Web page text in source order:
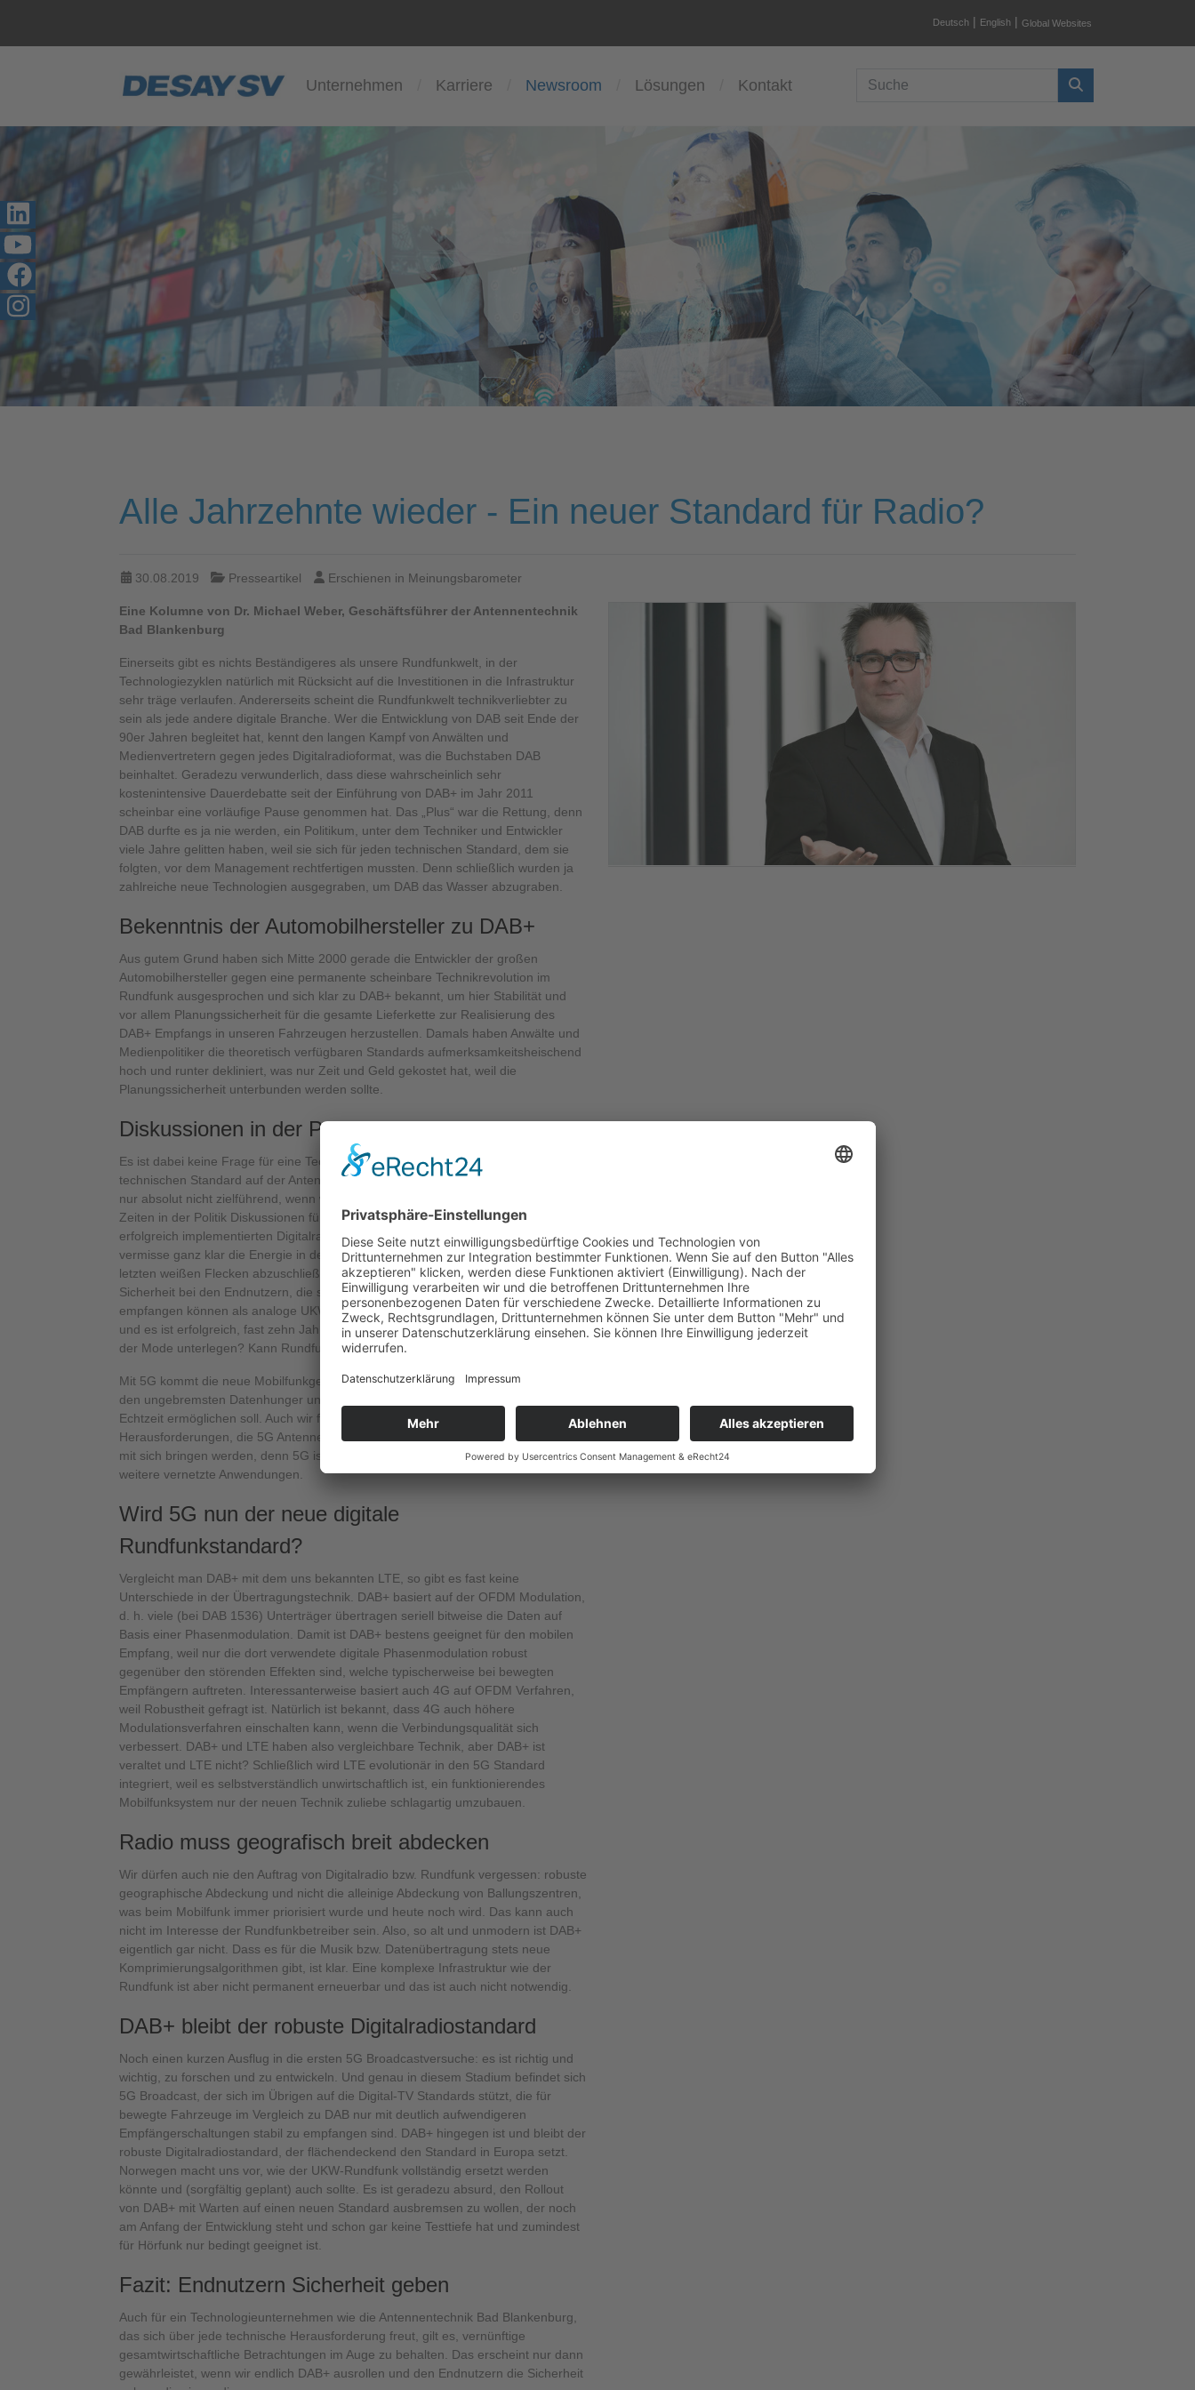
Deutsch | English | Global Websites
Unternehmen Karriere Newsroom Lösungen Kontakt
Alle Jahrzehnte wieder - Ein neuer Standard für Radio?
30.08.2019 Presseartikel Erschienen in Meinungsbarometer
Eine Kolumne von Dr. Michael Weber, Geschäftsführer der Antennentechnik
Bad Blankenburg
Einerseits gibt es nichts Beständigeres als unsere Rundfunkwelt, in der
Technologiezyklen natürlich mit Rücksicht auf die Investitionen in die Infrastruktur
sehr träge verlaufen. Andererseits scheint die Rundfunkwelt technikverliebter zu
sein als jede andere digitale Branche. Wer die Entwicklung von DAB seit Ende der
90er Jahren begleitet hat, kennt den langen Kampf von Anwälten und
Medienvertretern gegen jedes Digitalradioformat, was die Buchstaben DAB
beinhaltet. Geradezu verwunderlich, dass diese wahrscheinlich sehr
kostenintensive Dauerdebatte seit der Einführung von DAB+ im Jahr 2011
scheinbar eine vorläufige Pause genommen hat. Das „Plus“ war die Rettung, denn
DAB durfte es ja nie werden, ein Politikum, unter dem Techniker und Entwickler
viele Jahre gelitten haben, weil sie sich für jeden technischen Standard, dem sie
folgten, vor dem Management rechtfertigen mussten. Denn schließlich wurden ja
zahlreiche neue Technologien ausgegraben, um DAB das Wasser abzugraben.
Bekenntnis der Automobilhersteller zu DAB+
Aus gutem Grund haben sich Mitte 2000 gerade die Entwickler der großen
Automobilhersteller gegen eine permanente scheinbare Technikrevolution im
Rundfunk ausgesprochen und sich klar zu DAB+ bekannt, um hier Stabilität und
vor allem Planungssicherheit für die gesamte Lieferkette zur Realisierung des
DAB+ Empfangs in unseren Fahrzeugen herzustellen. Damals haben Anwälte und
Medienpolitiker die theoretisch verfügbaren Standards aufmerksamkeitsheischend
hoch und runter dekliniert, was nur Zeit und Geld gekostet hat, weil die
Planungssicherheit unterbunden werden sollte.
Diskussionen in der Politik nicht zielführend
Es ist dabei keine Frage für eine Technologiefirma wie die unsrige, dass wir jeden
technischen Standard auf der Antennenseite realisieren können und wollen - es ist
nur absolut nicht zielführend, wenn wir in wirtschaftlich ohnehin angespannten
Zeiten in der Politik Diskussionen führen, die einen nach langen Debatten endlich
erfolgreich implementierten Digitalradiostandard wieder in Frage stellen. Ich
vermisse ganz klar die Energie in den Diskussionen, den Rollout endlich in den
letzten weißen Flecken abzuschließen und sich dazu zu bekennen. Das schafft
Sicherheit bei den Endnutzern, die schon heute mehr Digitalradiosender
empfangen können als analoge UKW Sender, je nach Region. Es funktioniert also
und es ist erfolgreich, fast zehn Jahre lang. Ist es nun schon veraltet? Ist Rundfunk
der Mode unterlegen? Kann Rundfunk veralten?
Mit 5G kommt die neue Mobilfunkgeneration, die dringend benötigt wird, weil sie
den ungebremsten Datenhunger und viele vernetzte Applikationen in beinahe
Echtzeit ermöglichen soll. Auch wir freuen uns auf die technischen
Herausforderungen, die 5G Antennensysteme auf der Endnutzerseite im Fahrzeug
mit sich bringen werden, denn 5G ist ein Motor für autonomes Fahren und viele
weitere vernetzte Anwendungen.
Wird 5G nun der neue digitale
Rundfunkstandard?
Vergleicht man DAB+ mit dem uns bekannten LTE, so gibt es fast keine
Unterschiede in der Übertragungstechnik. DAB+ basiert auf der OFDM Modulation,
d. h. viele (bei DAB 1536) Unterträger übertragen seriell bitweise die Daten auf
Basis einer Phasenmodulation. Damit ist DAB+ bestens geeignet für den mobilen
Empfang, weil nur die dort verwendete digitale Phasenmodulation robust
gegenüber den störenden Effekten sind, welche typischerweise bei bewegten
Empfängern auftreten. Interessanterweise basiert auch 4G auf OFDM Verfahren,
weil Robustheit gefragt ist. Natürlich ist bekannt, dass 4G auch höhere
Modulationsverfahren einschalten kann, wenn die Verbindungsqualität sich
verbessert. DAB+ und LTE haben also vergleichbare Technik, aber DAB+ ist
veraltet und LTE nicht? Schließlich wird LTE evolutionär in den 5G Standard
integriert, weil es selbstverständlich unwirtschaftlich ist, ein funktionierendes
Mobilfunksystem nur der neuen Technik zuliebe schlagartig umzubauen.
Radio muss geografisch breit abdecken
Wir dürfen auch nie den Auftrag von Digitalradio bzw. Rundfunk vergessen: robuste
geographische Abdeckung und nicht die alleinige Abdeckung von Ballungszentren,
was beim Mobilfunk immer priorisiert wurde und heute noch wird. Das kann auch
nicht im Interesse der Rundfunkbetreiber sein. Also, so alt und unmodern ist DAB+
eigentlich gar nicht. Dass es für die Musik bzw. Datenübertragung stets neue
Komprimierungsalgorithmen gibt, ist klar. Eine komplexe Infrastruktur wie der
Rundfunk ist aber nicht permanent erneuerbar und das ist auch nicht notwendig.
DAB+ bleibt der robuste Digitalradiostandard
Noch einen kurzen Ausflug in die ersten 5G Broadcastversuche: es ist richtig und
wichtig, zu forschen und zu entwickeln. Und genau in diesem Stadium befindet sich
5G Broadcast, der sich im Übrigen auf die Digital-TV Standards stützt, die für
bewegte Fahrzeuge im Vergleich zu DAB nur mit deutlich aufwendigeren
Empfängerschaltungen stabil zu empfangen sind. DAB+ hingegen ist und bleibt der
robuste Digitalradiostandard, der flächendeckend den Standard in Europa setzt.
Norwegen macht uns vor, wie der UKW-Rundfunk vollständig ersetzt werden
könnte und (sorgfältig geplant) auch sollte. Es ist geradezu absurd, den Rollout
von DAB+ mit Warten auf einen neuen Standard ausbremsen zu wollen, der noch
am Anfang der Entwicklung steht und schon gar keine Testtiefe hat und zumindest
für Hörfunk nur bedingt geeignet ist.
Fazit: Endnutzern Sicherheit geben
Auch für ein Technologieunternehmen wie die Antennentechnik Bad Blankenburg,
das sich über jede technische Herausforderung freut, gilt es, vernünftige
gesamtwirtschaftliche Betrachtungen im Auge zu behalten. Das erscheint nur dann
gewährleistet, wenn wir endlich DAB+ ausrollen und den Endnutzern die Sicherheit